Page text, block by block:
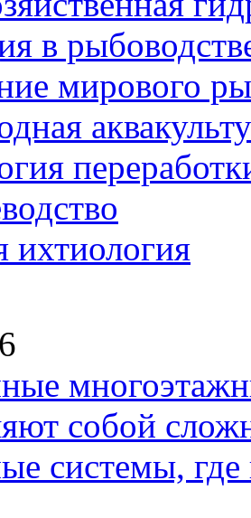
в
мирового
ихтиология
собой
системы,